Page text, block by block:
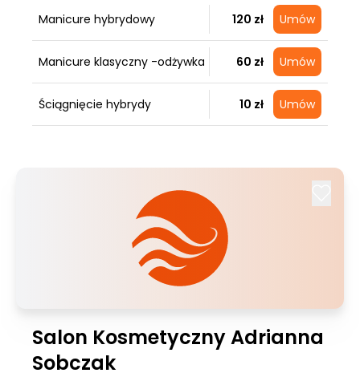
Manicure hybrydowy 120 zł Umów
Manicure klasyczny -odżywka 60 zł Umów
Ściągnięcie hybrydy 10 zł Umów
Salon Kosmetyczny Adrianna
Sobczak